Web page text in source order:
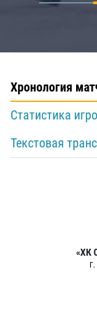
Хронология
Статистика
Текстовая
«ХК